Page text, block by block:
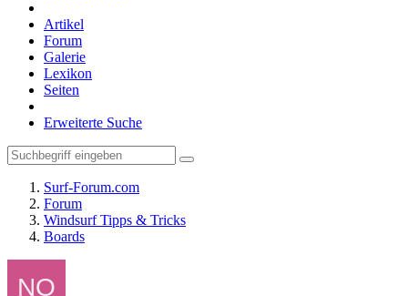
Artikel
Forum
Galerie
Lexikon
Seiten
Erweiterte Suche
Surf-Forum.com
Forum
Windsurf Tipps & Tricks
Boards